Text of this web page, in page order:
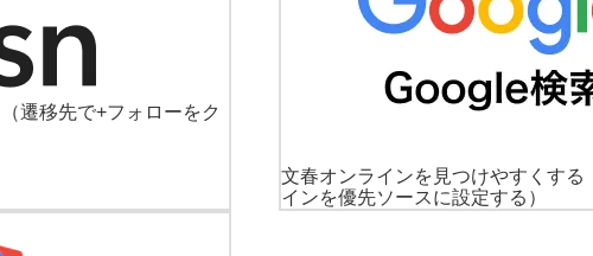
（遷移先で+フォローをク
文春オンラインを見つけやすくする
インを優先ソースに設定する）